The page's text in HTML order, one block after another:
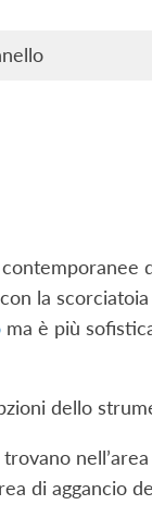
la
ma è più
dello
di aggancio